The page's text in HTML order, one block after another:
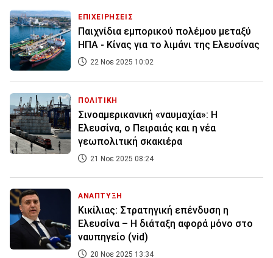
ΕΠΙΧΕΙΡΗΣΕΙΣ
Παιχνίδια εμπορικού πολέμου μεταξύ
ΗΠΑ - Κίνας για το λιμάνι της Ελευσίνας
22 Νοε 2025 10:02
ΠΟΛΙΤΙΚΗ
Σινοαμερικανική «ναυμαχία»: Η
Ελευσίνα, ο Πειραιάς και η νέα
γεωπολιτική σκακιέρα
21 Νοε 2025 08:24
ΑΝΑΠΤΥΞΗ
Κικίλιας: Στρατηγική επένδυση η
Ελευσίνα – Η διάταξη αφορά μόνο στο
ναυπηγείο (vid)
20 Νοε 2025 13:34